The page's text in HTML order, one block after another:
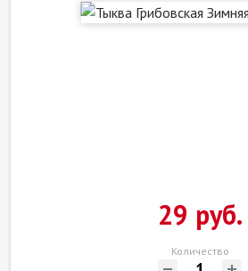
29 руб.
Количество